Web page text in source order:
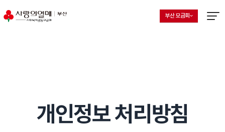
지회 선택 목록 열기
현재 선택된 지회
부산 모금회
개인정보 처리방침